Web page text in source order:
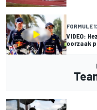
FORMULE 1
VIDEO:
oorzaak